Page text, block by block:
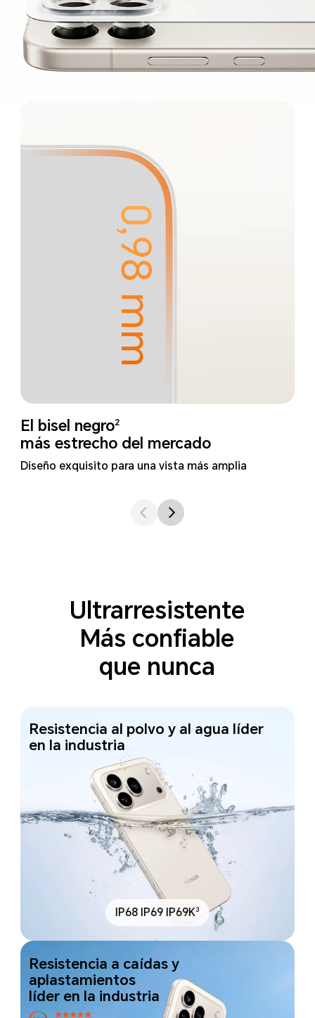
El bisel negro2
más estrecho del mercado
Diseño exquisito para una vista más amplia
0,98 mm
Ultrarresistente
Más confiable
que nunca
Resistencia al polvo y al agua líder
en la industria
IP68 IP69 IP69K3
Resistencia a caídas y
aplastamientos
líder en la industria